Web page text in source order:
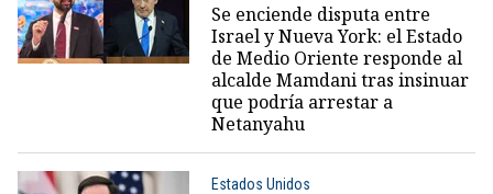
Se enciende disputa entre
Israel y Nueva York: el Estado
de Medio Oriente responde al
alcalde Mamdani tras insinuar
que podría arrestar a
Netanyahu
Estados Unidos